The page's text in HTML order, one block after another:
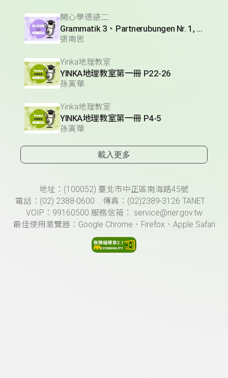
開心學德語二
Grammatik 3、Partnerubungen Nr. 1, 3、Dialog 2(1)
張南思
Yinka地理教室
YINKA地理教室第一冊 P22-26
孫寅華
Yinka地理教室
YINKA地理教室第一冊 P4-5
孫寅華
載入更多
頁尾資訊地址：(100052) 臺北市中正區南海路45號
電話：(02) 2388-0600 傳真：(02)2389-3126 TANET
VOIP：99160500 服務信箱： service@ner.gov.tw
最佳使用瀏覽器：Google Chrome、Firefox、Apple Safari